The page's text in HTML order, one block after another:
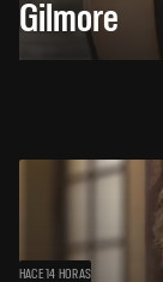
Gilmore
HACE 14 HORAS